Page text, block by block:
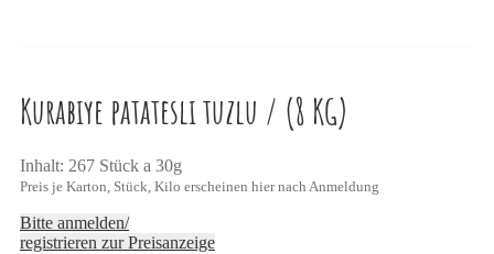
Kurabiye patatesli tuzlu / (8 KG)
Inhalt: 267 Stück a 30g
Preis je Karton, Stück, Kilo erscheinen hier nach Anmeldung
Bitte anmelden/
registrieren zur Preisanzeige